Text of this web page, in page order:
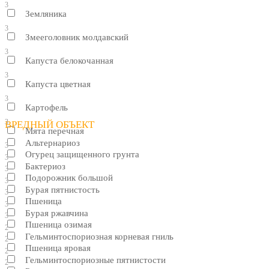
3
Земляника
3
Змееголовник молдавский
3
Капуста белокочанная
3
Капуста цветная
3
Картофель
3
Мята перечная
3
Огурец защищенного грунта
3
Подорожник большой
3
Пшеница
3
Пшеница озимая
2
Пшеница яровая
2
ВРЕДНЫЙ ОБЪЕКТ
Альтернариоз
3
Бактериоз
3
Бурая пятнистость
3
Бурая ржавчина
2
Гельминтоспориозная корневая гниль
2
Гельминтоспориозные пятнистости